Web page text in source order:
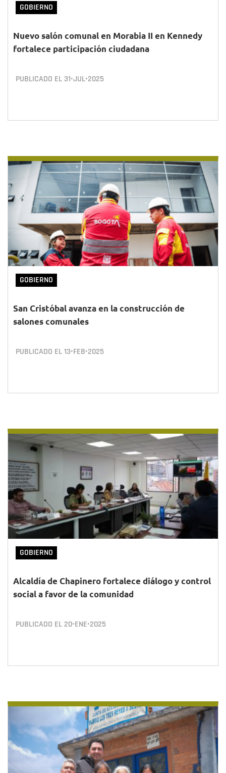
GOBIERNO
Nuevo salón comunal en Morabia II en Kennedy
fortalece participación ciudadana
PUBLICADO EL 31•JUL•2025
GOBIERNO
San Cristóbal avanza en la construcción de
salones comunales
PUBLICADO EL13•FEB•2025
GOBIERNO
Alcaldía de Chapinero fortalece diálogo y control
social a favor de la comunidad
PUBLICADO EL 20•ENE•2025